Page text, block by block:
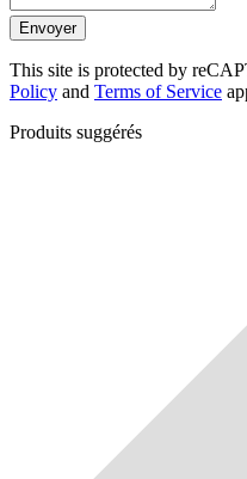
Envoyer
This site is protected by
Policy and Terms of Service
Produits suggérés